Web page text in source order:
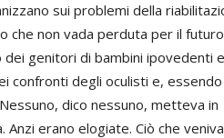
sui problemi della
che non vada perduta per il
dei genitori di bambini ipovedenti e
confronti degli oculisti e, essendo
dico nessuno, metteva in
erano elogiate. Ciò che veniva